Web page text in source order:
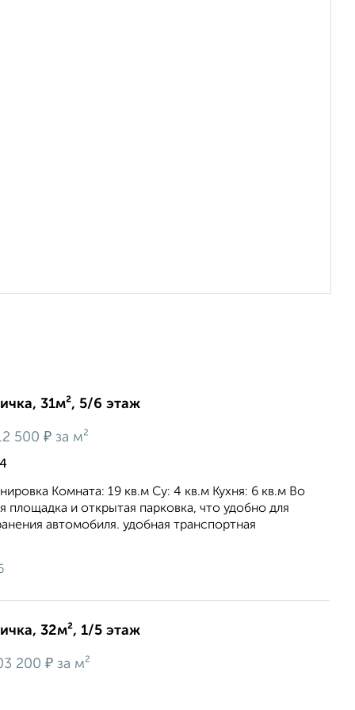
31м², 5/6 этаж
500 ₽ за м²
Комната: 19 кв.м Су: 4 кв.м Кухня: 6 кв.м Во
площадка и открытая парковка, что удобно для
автомобиля. удобная транспортная
32м², 1/5 этаж
200 ₽ за м²